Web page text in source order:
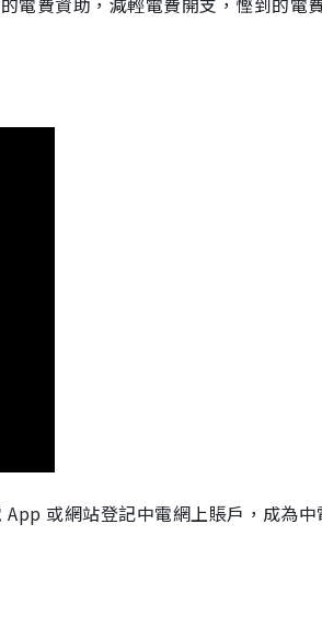
或網站登記中電網上賬戶，成為